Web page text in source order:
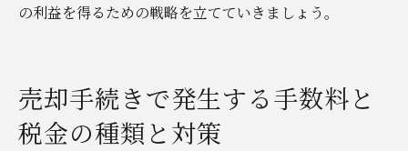
の利益を得るための戦略を立てていきましょう。
売却手続きで発生する手数料と
税金の種類と対策